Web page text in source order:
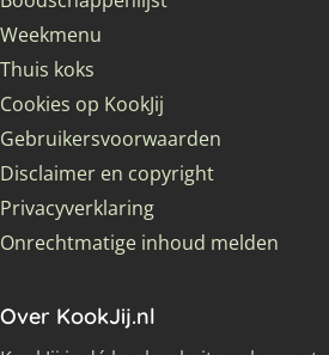
Weekmenu
Thuis koks
Cookies op KookJij
Gebruikersvoorwaarden
Disclaimer en copyright
Privacyverklaring
Onrechtmatige inhoud melden
Over KookJij.nl